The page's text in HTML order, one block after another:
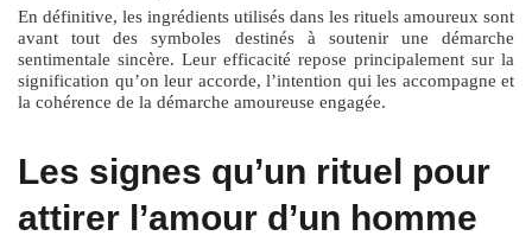
En définitive, les ingrédients utilisés dans les rituels amoureux sont
avant tout des symboles destinés à soutenir une démarche
sentimentale sincère. Leur efficacité repose principalement sur la
signification qu’on leur accorde, l’intention qui les accompagne et
la cohérence de la démarche amoureuse engagée.
Les signes qu’un rituel pour
attirer l’amour d’un homme